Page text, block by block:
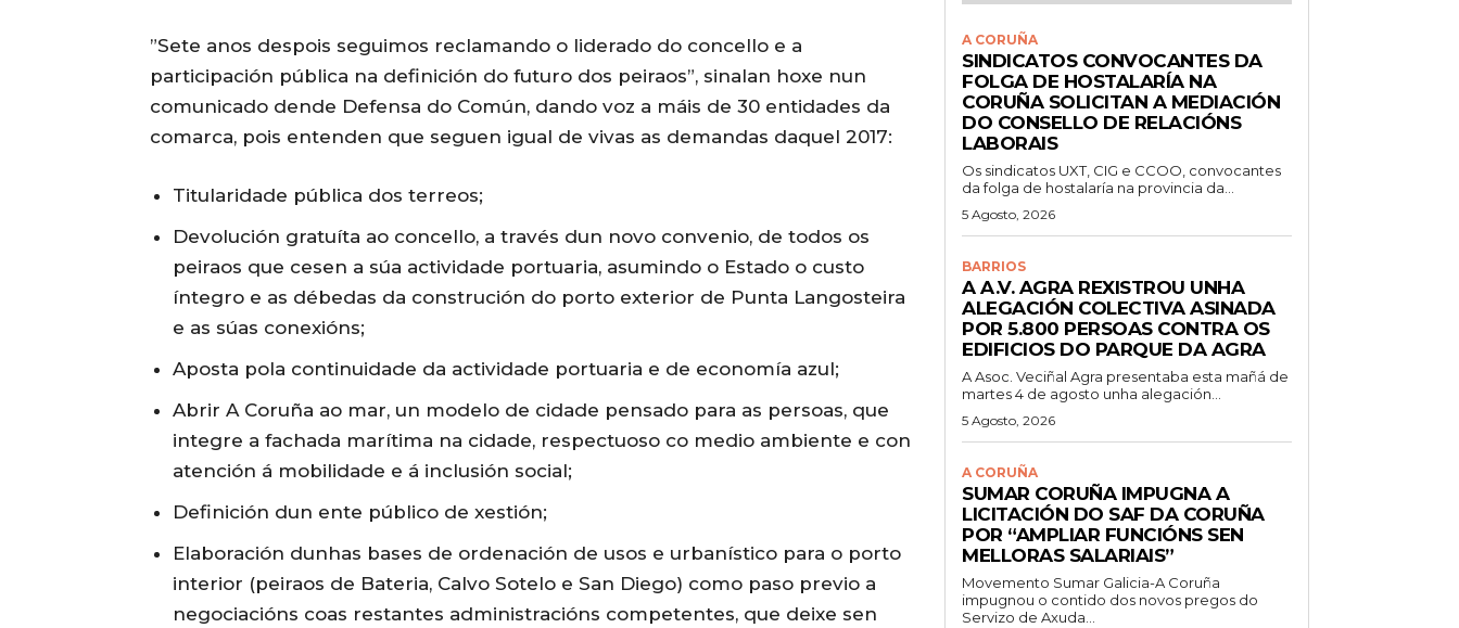
”Sete anos despois seguimos reclamando o liderado do concello e a
participación pública na definición do futuro dos peiraos”, sinalan hoxe nun
comunicado dende Defensa do Común, dando voz a máis de 30 entidades da
comarca, pois entenden que seguen igual de vivas as demandas daquel 2017:
Titularidade pública dos terreos;
Devolución gratuíta ao concello, a través dun novo convenio, de todos os
peiraos que cesen a súa actividade portuaria, asumindo o Estado o custo
íntegro e as débedas da construción do porto exterior de Punta Langosteira
e as súas conexións;
Aposta pola continuidade da actividade portuaria e de economía azul;
Abrir A Coruña ao mar, un modelo de cidade pensado para as persoas, que
integre a fachada marítima na cidade, respectuoso co medio ambiente e con
atención á mobilidade e á inclusión social;
Definición dun ente público de xestión;
Elaboración dunhas bases de ordenación de usos e urbanístico para o porto
interior (peiraos de Bateria, Calvo Sotelo e San Diego) como paso previo a
negociacións coas restantes administracións competentes, que deixe sen
A CORUÑA
SINDICATOS CONVOCANTES DA
FOLGA DE HOSTALARÍA NA
CORUÑA SOLICITAN A MEDIACIÓN
DO CONSELLO DE RELACIÓNS
LABORAIS
Os sindicatos UXT, CIG e CCOO, convocantes
da folga de hostalaría na provincia da...
5 Agosto, 2026
BARRIOS
A A.V. AGRA REXISTROU UNHA
ALEGACIÓN COLECTIVA ASINADA
POR 5.800 PERSOAS CONTRA OS
EDIFICIOS DO PARQUE DA AGRA
A Asoc. Veciñal Agra presentaba esta mañá de
martes 4 de agosto unha alegación...
5 Agosto, 2026
A CORUÑA
SUMAR CORUÑA IMPUGNA A
LICITACIÓN DO SAF DA CORUÑA
POR “AMPLIAR FUNCIÓNS SEN
MELLORAS SALARIAIS”
Movemento Sumar Galicia-A Coruña
impugnou o contido dos novos pregos do
Servizo de Axuda...